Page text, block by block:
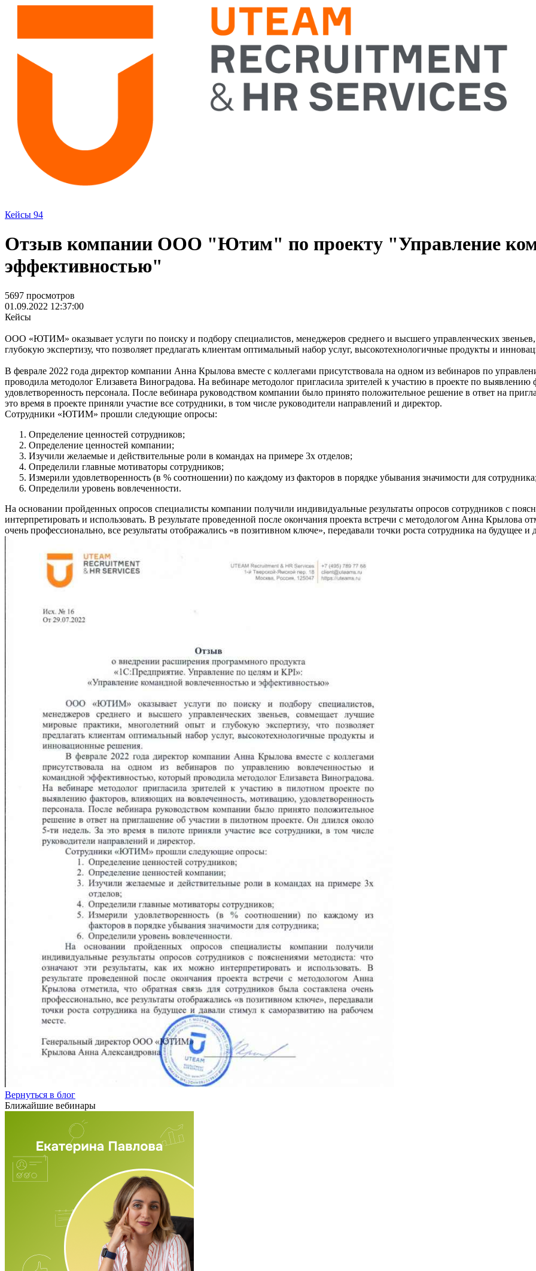
Кейсы 94
Отзыв компании ООО "Ютим" по проекту "Управление
эффективностью"
5697 просмотров
01.09.2022 12:37:00
Кейсы
ООО «ЮТИМ» оказывает услуги по поиску и подбору специалистов, менеджеров среднего и высшего управленческих
глубокую экспертизу, что позволяет предлагать клиентам оптимальный набор услуг, высокотехнологичные продукты и
В феврале 2022 года директор компании Анна Крылова вместе с коллегами присутствовала на одном из вебинаров по
проводила методолог Елизавета Виноградова. На вебинаре методолог пригласила зрителей к участию в проекте по
удовлетворенность персонала. После вебинара руководством компании было принято положительное решение в ответ на
это время в проекте приняли участие все сотрудники, в том числе руководители направлений и директор.
Сотрудники «ЮТИМ» прошли следующие опросы:
Определение ценностей сотрудников;
Определение ценностей компании;
Изучили желаемые и действительные роли в командах на примере 3х отделов;
Определили главные мотиваторы сотрудников;
Измерили удовлетворенность (в % соотношении) по каждому из факторов в порядке убывания значимости для сотрудника;
Определили уровень вовлеченности.
На основании пройденных опросов специалисты компании получили индивидуальные результаты опросов сотрудников с
интерпретировать и использовать. В результате проведенной после окончания проекта встречи с методологом Анна Крылова
очень профессионально, все результаты отображались «в позитивном ключе», передавали точки роста сотрудника на будущее
Вернуться в блог
Ближайшие вебинары